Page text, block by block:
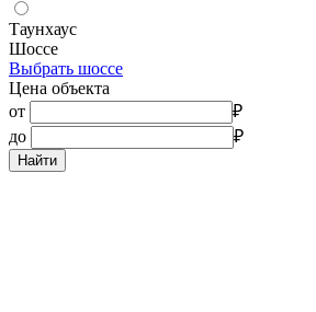
Таунхаус
Шоссе
Выбрать шоссе
Цена объекта
от
₽
до
₽
Найти